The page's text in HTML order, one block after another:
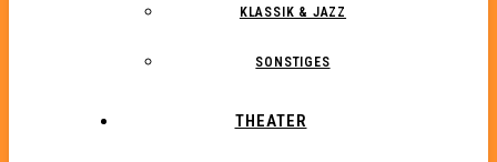
KLASSIK & JAZZ
SONSTIGES
THEATER